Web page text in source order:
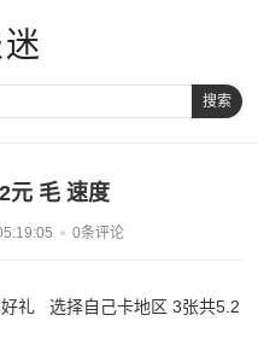
搜索
元 毛 速度
0条评论
礼 选择自己卡地区 3张共5.2